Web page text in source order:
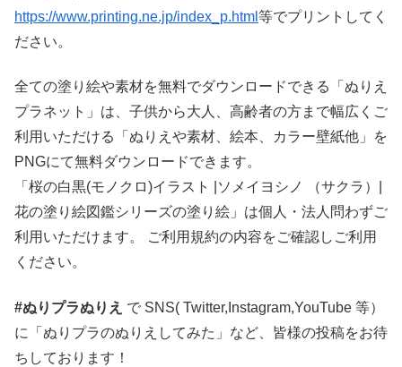
https://www.printing.ne.jp/index_p.html 等でプリントしてく
ださい。
全ての塗り絵や素材を無料でダウンロードできる「ぬりえ
プラネット」は、子供から大人、高齢者の方まで幅広くご
利用いただける「ぬりえや素材、絵本、カラー壁紙他」を
PNGにて無料ダウンロードできます。
「桜の白黒(モノクロ)イラスト |ソメイヨシノ （サクラ）|
花の塗り絵図鑑シリーズの塗り絵」は個人・法人問わずご
利用いただけます。 ご利用規約の内容をご確認しご利用
ください。
#ぬりプラぬりえ で SNS( Twitter,Instagram,YouTube 等）
に「ぬりプラのぬりえしてみた」など、皆様の投稿をお待
ちしております！